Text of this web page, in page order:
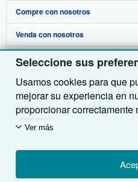
Seleccione sus
Usamos cookies para que
mejorar su experiencia en
proporcionar correctamente
utilizamos cookies para
midiendo las visitas al sitio)
mejoras. Si está de
cookies de terceros para
Ver más
Compre con nosotros
Búsqueda avanzada
Colecciones
Mi cuenta
Mis pedidos
Ver carrito
Venda con nosotros
Comenzar a vender
Únase a nuestro programa de
Recomiende un vendedor
Sobre nosotros
Sobre IberLibro
Medios
Empleo
Política de Privacidad
Obtener Ayuda
Preguntas frecuentes y guías
Atención al Cliente
Otras compañías de AbeBooks
AbeBooks.com
AbeBooks.co.uk
Siga a IberLibro